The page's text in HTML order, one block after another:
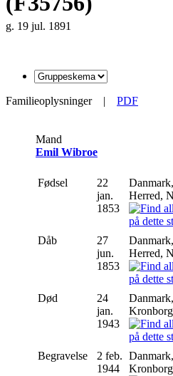
g. 19 jul. 1891
Familieoplysninger| PDF
Mand
Emil Wibroe
Fødsel
22
jan.
1853
Herred,
Dåb
27
jun.
1853
Herred,
Død
24
jan.
1943
Begravelse
2 feb.
1944